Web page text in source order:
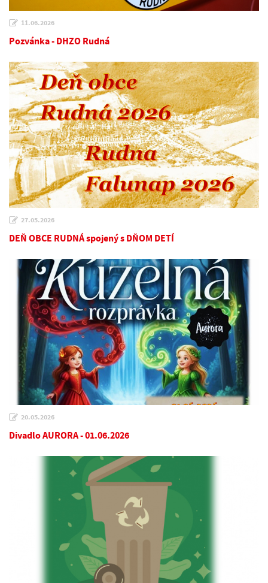
11.06.2026
Pozvánka - DHZO Rudná
27.05.2026
DEŇ OBCE RUDNÁ spojený s DŇOM DETÍ
20.05.2026
Divadlo AURORA - 01.06.2026